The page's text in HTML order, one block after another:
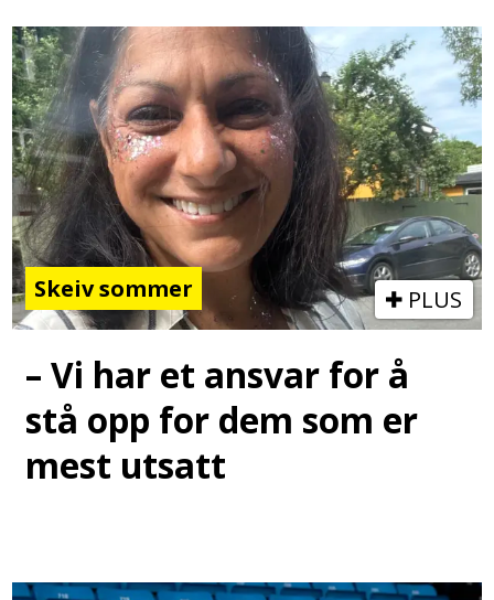
Skeiv sommer PLUS
– Vi har et ansvar for å
stå opp for dem som er
mest utsatt